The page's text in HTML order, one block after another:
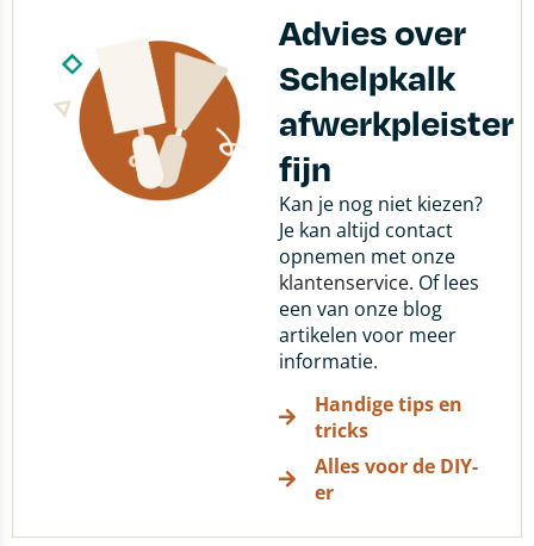
Advies over
Schelpkalk
afwerkpleister
fijn
Kan je nog niet kiezen?
Je kan altijd contact
opnemen met onze
klantenservice. Of lees
een van onze blog
artikelen voor meer
informatie.
Handige tips en
tricks
Alles voor de DIY-
er